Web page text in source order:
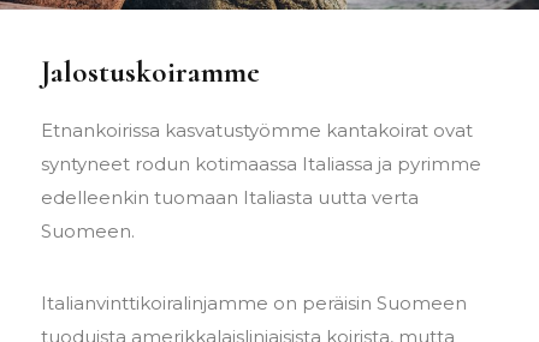
Jalostuskoiramme
Etnankoirissa kasvatustyömme kantakoirat ovat
syntyneet rodun kotimaassa Italiassa ja pyrimme
edelleenkin tuomaan Italiasta uutta verta
Suomeen.
Italianvinttikoiralinjamme on peräisin Suomeen
tuoduista amerikkalaislinjaisista koirista, mutta